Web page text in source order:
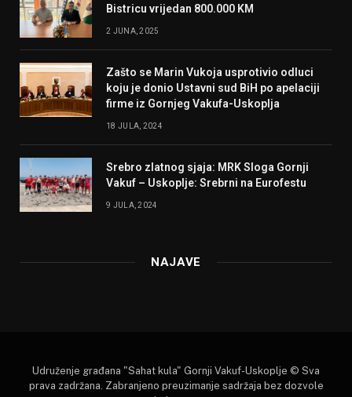
Bistricu vrijedan 800.000 KM
2 JUNA, 2025
Zašto se Marin Vukoja usprotivio odluci
koju je donio Ustavni sud BiH po apelaciji
firme iz Gornjeg Vakufa-Uskoplja
18 JULA, 2024
Srebro zlatnog sjaja: MRK Sloga Gornji
Vakuf – Uskoplje: Srebrni na Eurofestu
9 JULA, 2024
NAJAVE
Udruženje građana "Sahat kula" Gornji Vakuf-Uskoplje © Sva
prava zadržana. Zabranjeno preuzimanje sadržaja bez dozvole